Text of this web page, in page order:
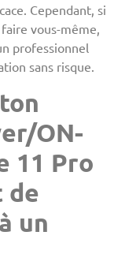
Cependant, si
faire vous-même,
professionnel
sans risque.
ON-
11 Pro
de
un